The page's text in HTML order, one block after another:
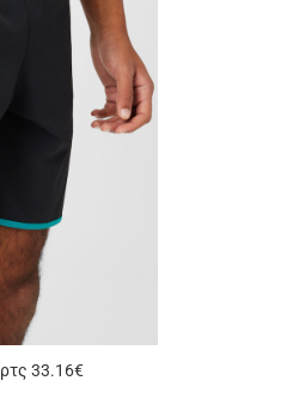
33.16€